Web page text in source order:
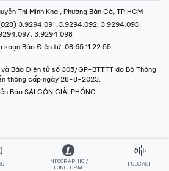
Thị Minh Khai, Phường Bàn Cờ, TP.HCM
3.9294.091, 3.9294.092, 3.9294.093,
3.9294.098
soạn Báo Điện tử: 08 65 11 22 55
Báo Điện tử số 305/GP-BTTTT do Bộ Thông
thông cấp ngày 28-8-2023.
Báo SÀI GÒN GIẢI PHÓNG.
INFOGRAPHIC /
LONGFORM
PODCAST